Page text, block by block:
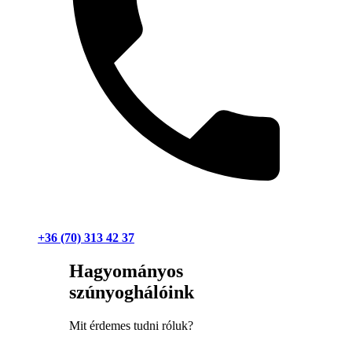
+36 (70) 313 42 37
Hagyományos
szúnyoghálóink
Mit érdemes tudni róluk?